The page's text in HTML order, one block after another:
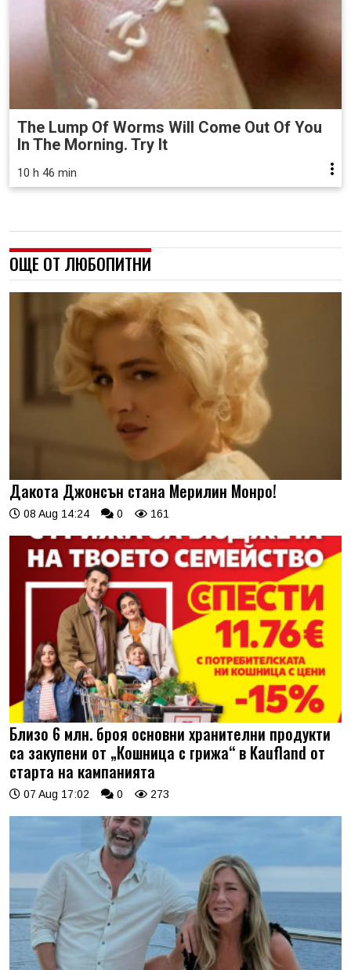
The Lump Of Worms Will Come Out Of You
In The Morning. Try It
10 h 46 min
ОЩЕ ОТ ЛЮБОПИТНИ
Дакота Джонсън стана Мерилин Монро!
08 Aug 14:24 0 161
Близо 6 млн. броя основни хранителни продукти
са закупени от „Кошница с грижа“ в Kaufland от
старта на кампанията
07 Aug 17:02 0 273